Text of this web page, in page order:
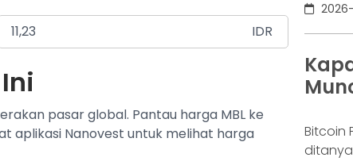
IDR
pasar global. Pantau harga MBL ke
aplikasi Nanovest untuk melihat harga
gagal
angka
naik ke
Bitcoin